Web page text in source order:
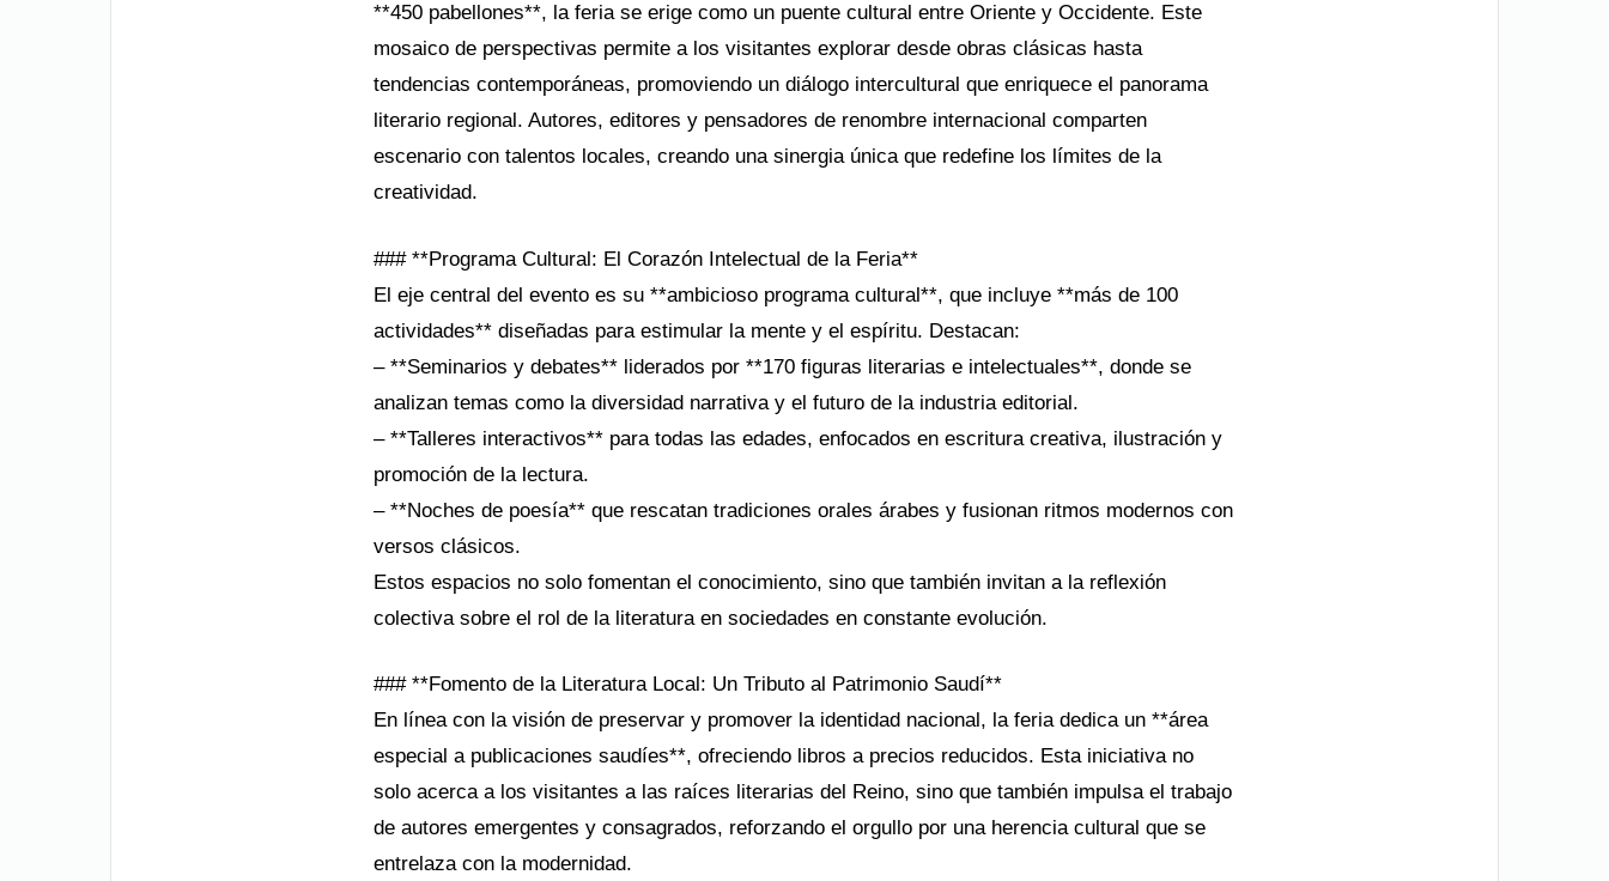
**450 pabellones**, la feria se erige como un puente cultural entre Oriente y Occidente. Este
mosaico de perspectivas permite a los visitantes explorar desde obras clásicas hasta
tendencias contemporáneas, promoviendo un diálogo intercultural que enriquece el panorama
literario regional. Autores, editores y pensadores de renombre internacional comparten
escenario con talentos locales, creando una sinergia única que redefine los límites de la
creatividad.
### **Programa Cultural: El Corazón Intelectual de la Feria**
El eje central del evento es su **ambicioso programa cultural**, que incluye **más de 100
actividades** diseñadas para estimular la mente y el espíritu. Destacan:
– **Seminarios y debates** liderados por **170 figuras literarias e intelectuales**, donde se
analizan temas como la diversidad narrativa y el futuro de la industria editorial.
– **Talleres interactivos** para todas las edades, enfocados en escritura creativa, ilustración y
promoción de la lectura.
– **Noches de poesía** que rescatan tradiciones orales árabes y fusionan ritmos modernos con
versos clásicos.
Estos espacios no solo fomentan el conocimiento, sino que también invitan a la reflexión
colectiva sobre el rol de la literatura en sociedades en constante evolución.
### **Fomento de la Literatura Local: Un Tributo al Patrimonio Saudí**
En línea con la visión de preservar y promover la identidad nacional, la feria dedica un **área
especial a publicaciones saudíes**, ofreciendo libros a precios reducidos. Esta iniciativa no
solo acerca a los visitantes a las raíces literarias del Reino, sino que también impulsa el trabajo
de autores emergentes y consagrados, reforzando el orgullo por una herencia cultural que se
entrelaza con la modernidad.